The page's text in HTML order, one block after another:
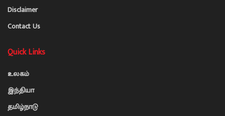
Disclaimer
Contact Us
Quick Links
உலகம்
இந்தியா
தமிழ்நாடு